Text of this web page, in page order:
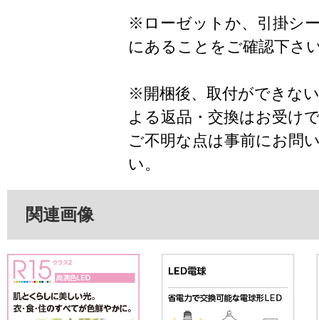
※ローゼットか、引掛シ
にあることをご確認下さ
※開梱後、取付ができな
よる返品・交換はお受け
ご不明な点は事前にお問
い。
関連画像